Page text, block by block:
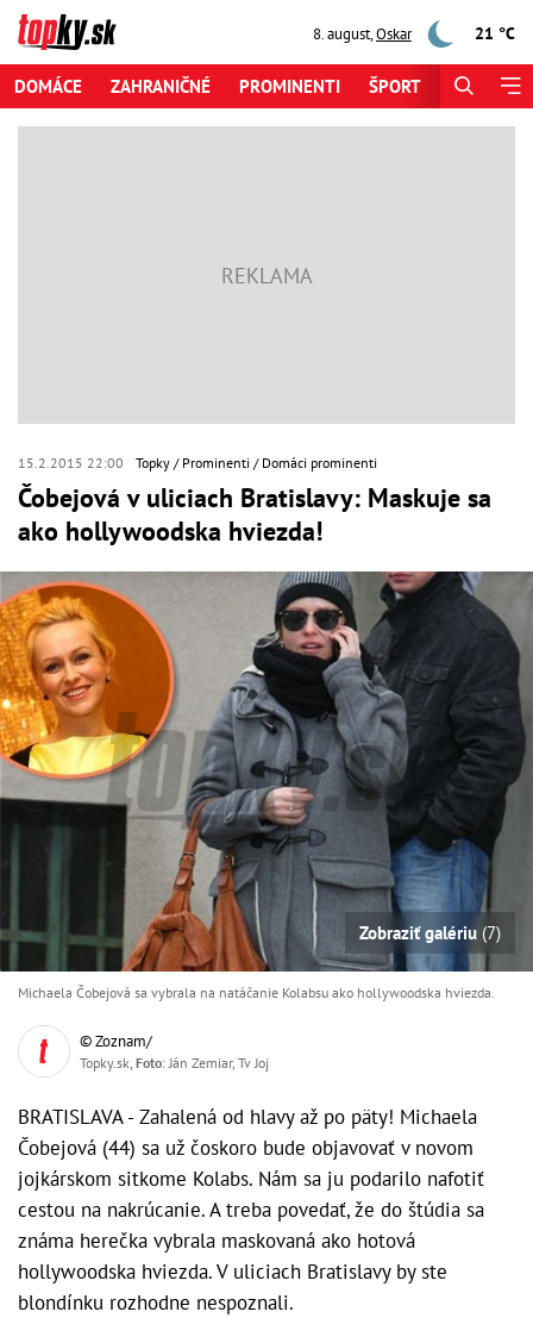
8. august,Oskar 21 °C
DOMÁCE ZAHRANIČNÉ PROMINENTI ŠPORT
15.2.2015 22:00 Topky Prominenti Domáci prominenti
Čobejová v uliciach Bratislavy: Maskuje sa
ako hollywoodska hviezda!
Zobraziť galériu (7)
Michaela Čobejová sa vybrala na natáčanie Kolabsu ako hollywoodska hviezda.
© Zoznam/
Topky.sk, Foto: Ján Zemiar, Tv Joj
BRATISLAVA - Zahalená od hlavy až po päty! Michaela
Čobejová (44) sa už čoskoro bude objavovať v novom
jojkárskom sitkome Kolabs. Nám sa ju podarilo nafotiť
cestou na nakrúcanie. A treba povedať, že do štúdia sa
známa herečka vybrala maskovaná ako hotová
hollywoodska hviezda. V uliciach Bratislavy by ste
blondínku rozhodne nespoznali.